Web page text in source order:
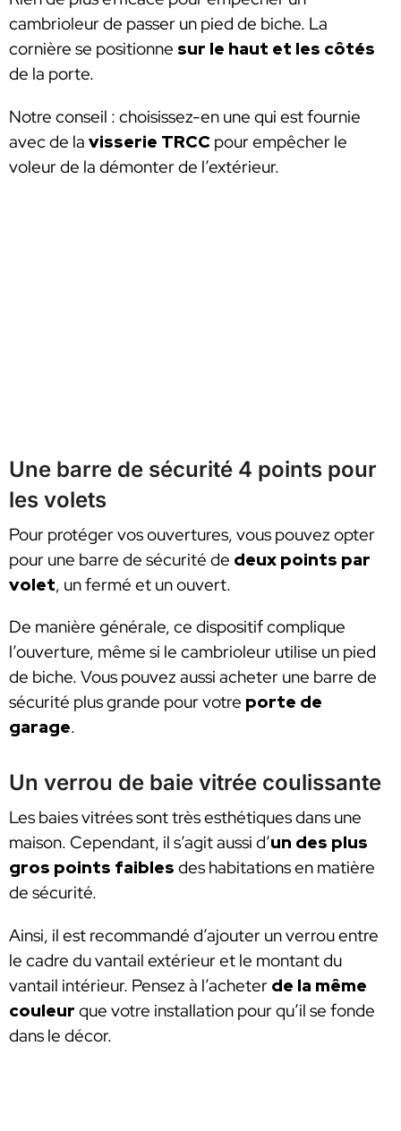
cambrioleur de passer un pied de biche. La
cornière se positionne sur le haut et les côtés
de la porte.
Notre conseil : choisissez-en une qui est fournie
avec de la visserie TRCC pour empêcher le
voleur de la démonter de l’extérieur.
Une barre de sécurité 4 points pour
les volets
Pour protéger vos ouvertures, vous pouvez opter
pour une barre de sécurité de deux points par
volet, un fermé et un ouvert.
De manière générale, ce dispositif complique
l’ouverture, même si le cambrioleur utilise un pied
de biche. Vous pouvez aussi acheter une barre de
sécurité plus grande pour votre porte de
garage.
Un verrou de baie vitrée coulissante
Les baies vitrées sont très esthétiques dans une
maison. Cependant, il s’agit aussi d’un des plus
gros points faibles des habitations en matière
de sécurité.
Ainsi, il est recommandé d’ajouter un verrou entre
le cadre du vantail extérieur et le montant du
vantail intérieur. Pensez à l’acheter de la même
couleur que votre installation pour qu’il se fonde
dans le décor.